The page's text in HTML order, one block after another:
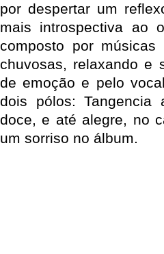
por despertar um
mais introspectiva ao
composto por
chuvosas, relaxando e
de emoção e pelo
dois pólos: Tangencia
doce, e até alegre, no
um sorriso no álbum.